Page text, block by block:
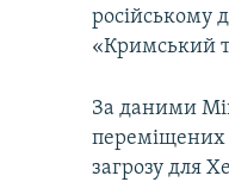
російському
«Кримський
За даними
переміщених
загрозу для